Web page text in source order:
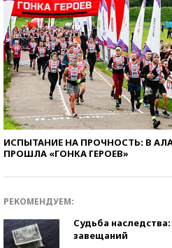
ИСПЫТАНИЕ НА ПРОЧНОСТЬ: В
ПРОШЛА «ГОНКА ГЕРОЕВ»
РЕКОМЕНДУЕМ:
Судьба
завещаний